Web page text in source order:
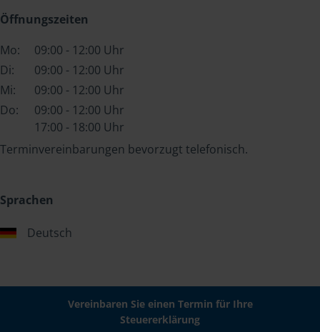
Öffnungszeiten
Mo:
09:00 - 12:00 Uhr
Di:
09:00 - 12:00 Uhr
Mi:
09:00 - 12:00 Uhr
Do:
09:00 - 12:00 Uhr
17:00 - 18:00 Uhr
Terminvereinbarungen bevorzugt telefonisch.
Sprachen
Deutsch
Vereinbaren Sie einen Termin für Ihre
Steuererklärung